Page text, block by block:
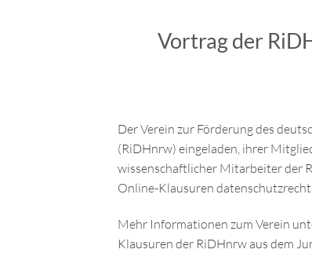
Vortrag der
Der Verein zur Förderung des
(RiDHnrw) eingeladen, ihrer
wissenschaftlicher Mitarbeiter der
Online-Klausuren
Mehr Informationen zum Verein
Klausuren der RiDHnrw aus dem